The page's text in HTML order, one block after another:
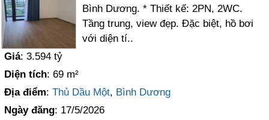
Bình Dương. * Thiết kế: 2PN, 2WC.
Tầng trung, view đẹp. Đặc biệt, hồ bơi
với diện tí..
Giá: 3.594 tỷ
Diện tích: 69 m²
Địa điểm:Thủ Dầu Một, Bình Dương
Ngày đăng: 17/5/2026